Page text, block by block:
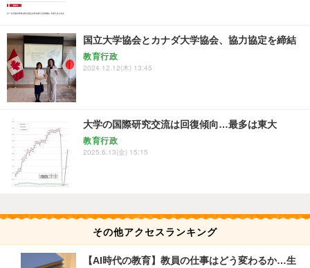
国立大学協会とカナダ大学協会、協力協定を締結
教育行政
2024.12.12(木) 13:45
大学の国際研究交流は回復傾向…最多は東大
教育行政
2025.6.13(金) 15:15
その他アクセスランキング
【AI時代の教育】教員の仕事はどう変わるか…生